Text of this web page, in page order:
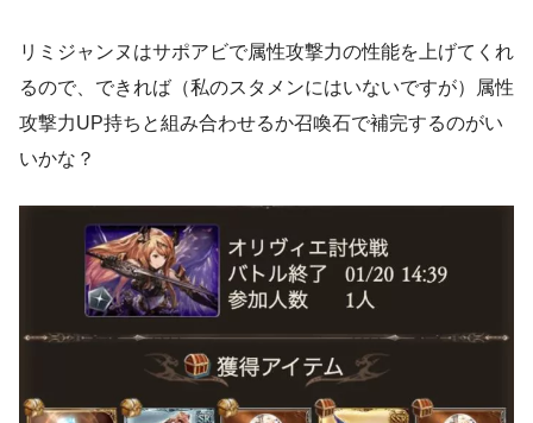
リミジャンヌはサポアビで属性攻撃力の性能を上げてくれ
るので、できれば（私のスタメンにはいないですが）属性
攻撃力UP持ちと組み合わせるか召喚石で補完するのがい
いかな？